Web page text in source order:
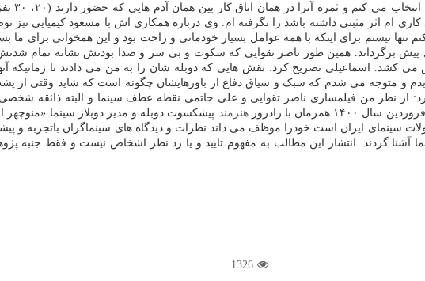
روال کاری
کاری ام اثر مثبتی داشته باشد را نگرفته ام. وی درباره همکاری اش با مسعود کیمیایی
نیستم برای اینکه با همه عوامل بسیار خودمانی و راحت بود و این همخوانی برای ما
بود و من معتقدم حتی امروز هم با یک تلنگر می توان او را به ۴۰ سال پیش برگرداند. همین طور ناصر تقوایی که سکوت و بی سر و
کشد. اسماعیلی تصریح کرد: نقش هایی که دوبله شان را به من می دادند تا زمانیکه
و متوجه می شدم که سبک و سیاق دفاع از باورهایشان چگونه است که شاید وقتی از پشت
نظر من فیلمسازی ناصر تقوایی و علی حاتمی نقطه عطف سینما و البته ذائقه
هنرمند پیشکسوت دوبله و مدیر دوبلاژ سینما
سینمای ایران است خودرا موظف می داند نظرات و دیدگاه های سینماگران باتجربه و
آشنا گردند. انتشار این مطالب به مفهوم تایید و یا رد نظر اشخاص نیست و فقط جنبه
1326